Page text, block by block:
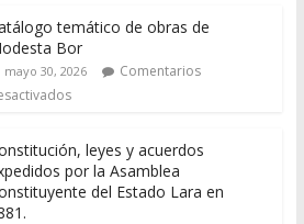
temático de obras de
Bor
mayo 30, 2026
Comentarios
leyes y acuerdos
por la Asamblea
del Estado Lara en